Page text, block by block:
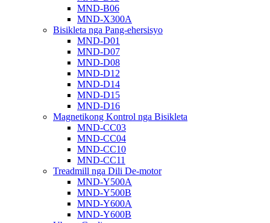
MND-B06
MND-X300A
Bisikleta nga Pang-ehersisyo
MND-D01
MND-D07
MND-D08
MND-D12
MND-D14
MND-D15
MND-D16
Magnetikong Kontrol nga Bisikleta
MND-CC03
MND-CC04
MND-CC10
MND-CC11
Treadmill nga Dili De-motor
MND-Y500A
MND-Y500B
MND-Y600A
MND-Y600B